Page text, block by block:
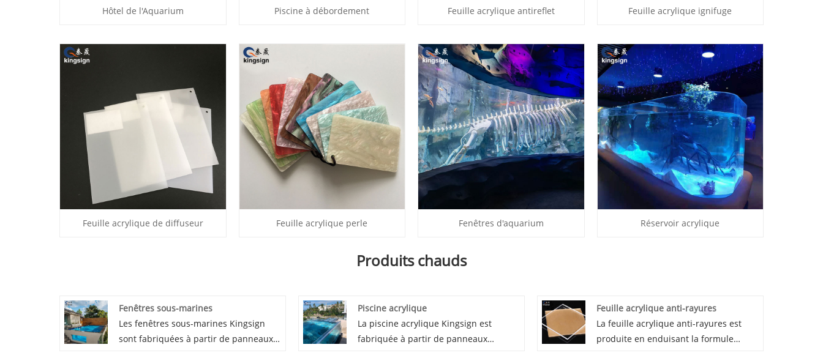
Hôtel de l'Aquarium Piscine à débordement Feuille acrylique antireflet Feuille acrylique ignifuge
Feuille acrylique de diffuseur Feuille acrylique perle Fenêtres d'aquarium Réservoir acrylique
Produits chauds
Fenêtres sous-marines
Les fenêtres sous-marines Kingsign
sont fabriquées à partir de panneaux
Piscine acrylique
La piscine acrylique Kingsign est
fabriquée à partir de panneaux
Feuille acrylique anti-rayures
La feuille acrylique anti-rayures est
produite en enduisant la formule